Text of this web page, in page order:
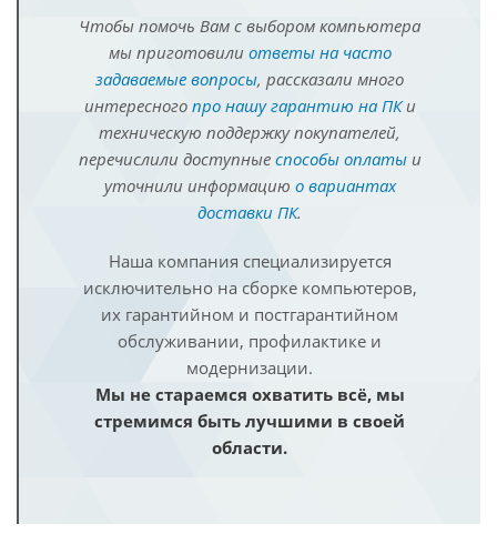
Чтобы помочь Вам с выбором компьютера
мы приготовили ответы на часто
задаваемые вопросы, рассказали много
интересного про нашу гарантию на ПКи
техническую поддержку покупателей,
перечислили доступные способы оплатыи
уточнили информацию о вариантах
доставки ПК.
Наша компания специализируется
исключительно на сборке компьютеров,
их гарантийном и постгарантийном
обслуживании, профилактике и
модернизации.
Мы не стараемся охватить всё, мы
стремимся быть лучшими в своей
области.